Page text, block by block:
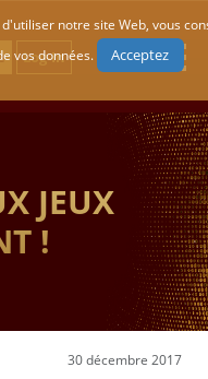
notre site Web, vous
vos données.
Acceptez
Log-In
JEUX
!
30 décembre 2017